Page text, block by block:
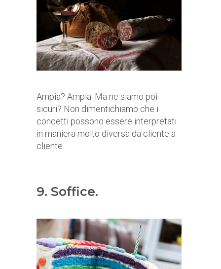
Ampia? Ampia. Ma ne siamo poi
sicuri? Non dimentichiamo che i
concetti possono essere interpretati
in maniera molto diversa da cliente a
cliente.
9. Soffice.